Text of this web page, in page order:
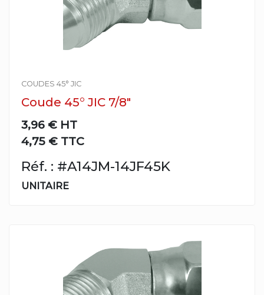
COUDES 45° JIC
Coude 45° JIC 7/8"
3,96 € HT
4,75 € TTC
Réf. : #A14JM-14JF45K
UNITAIRE